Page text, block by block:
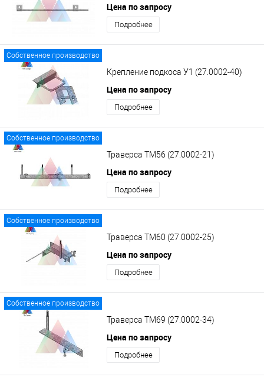
Цена по запросу
Подробнее
Собственное производство
Крепление подкоса У1 (27.0002-40)
Цена по запросу
Подробнее
Собственное производство
Траверса ТМ56 (27.0002-21)
Цена по запросу
Подробнее
Собственное производство
Траверса ТМ60 (27.0002-25)
Цена по запросу
Подробнее
Собственное производство
Траверса ТМ69 (27.0002-34)
Цена по запросу
Подробнее